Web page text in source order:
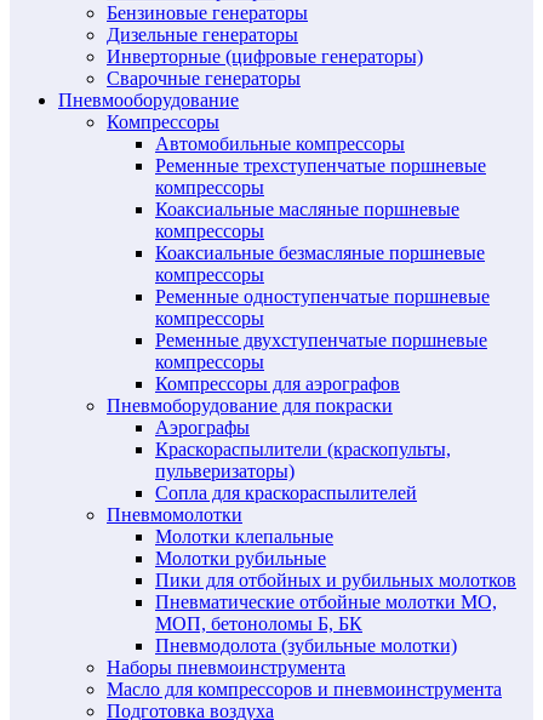
Бензиновые генераторы
Дизельные генераторы
Инверторные (цифровые генераторы)
Сварочные генераторы
Пневмооборудование
Компрессоры
Автомобильные компрессоры
Ременные трехступенчатые поршневые
компрессоры
Коаксиальные масляные поршневые
компрессоры
Коаксиальные безмасляные поршневые
компрессоры
Ременные одноступенчатые поршневые
компрессоры
Ременные двухступенчатые поршневые
компрессоры
Компрессоры для аэрографов
Пневмоборудование для покраски
Аэрографы
Краскораспылители (краскопульты,
пульверизаторы)
Сопла для краскораспылителей
Пневмомолотки
Молотки клепальные
Молотки рубильные
Пики для отбойных и рубильных молотков
Пневматические отбойные молотки МО,
МОП, бетоноломы Б, БК
Пневмодолота (зубильные молотки)
Наборы пневмоинструмента
Масло для компрессоров и пневмоинструмента
Подготовка воздуха